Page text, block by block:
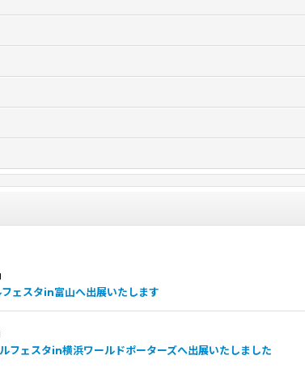
ェスタin富山へ出展いたします
フェスタin横浜ワールドポーターズへ出展いたしました